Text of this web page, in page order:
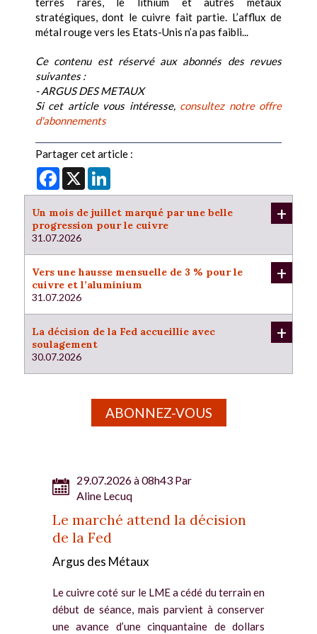
stratégiques, dont le cuivre fait partie. L’afflux de
métal rouge vers les Etats-Unis n’a pas faibli...
Ce contenu est réservé aux abonnés des revues
suivantes :
- ARGUS DES METAUX
Si cet article vous intéresse, consultez notre offre
d'abonnements
Partager cet article :
Facebook
X
Un mois de juillet marqué par une belle
progression pour le cuivre
31.07.2026
+
Vers une hausse mensuelle de 3 % pour le
cuivre et l’aluminium
31.07.2026
+
La décision de la Fed accueillie avec
soulagement
30.07.2026
+
ABONNEZ-VOUS
29.07.2026 à 08h43 Par
Aline Lecuq
Le marché attend la décision
de la Fed
Argus des Métaux
Le cuivre coté sur le LME a cédé du terrain en
début de séance, mais parvient à conserver
une avance d’une cinquantaine de dollars